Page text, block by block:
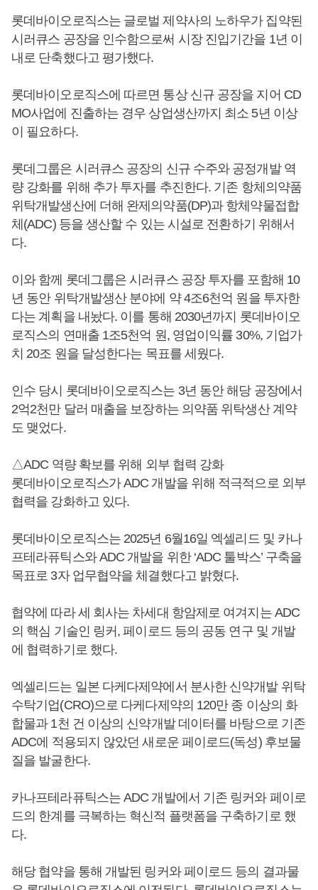
롯데바이오로직스는 글로벌 제약사의 노하우가 집약된
시러큐스 공장을 인수함으로써 시장 진입기간을 1년 이
내로 단축했다고 평가했다.
롯데바이오로직스에 따르면 통상 신규 공장을 지어 CD
MO사업에 진출하는 경우 상업생산까지 최소 5년 이상
이 필요하다.
롯데그룹은 시러큐스 공장의 신규 수주와 공정개발 역
량 강화를 위해 추가 투자를 추진한다. 기존 항체의약품
위탁개발생산에 더해 완제의약품(DP)과 항체약물접합
체(ADC) 등을 생산할 수 있는 시설로 전환하기 위해서
다.
이와 함께 롯데그룹은 시러큐스 공장 투자를 포함해 10
년 동안 위탁개발생산 분야에 약 4조6천억 원을 투자한
다는 계획을 내놨다. 이를 통해 2030년까지 롯데바이오
로직스의 연매출 1조5천억 원, 영업이익률 30%, 기업가
치 20조 원을 달성한다는 목표를 세웠다.
인수 당시 롯데바이오로직스는 3년 동안 해당 공장에서
2억2천만 달러 매출을 보장하는 의약품 위탁생산 계약
도 맺었다.
△ADC 역량 확보를 위해 외부 협력 강화
롯데바이오로직스가 ADC 개발을 위해 적극적으로 외부
협력을 강화하고 있다.
롯데바이오로직스는 2025년 6월16일 엑셀리드 및 카나
프테라퓨틱스와 ADC 개발을 위한 ‘ADC 툴박스’ 구축을
목표로 3자 업무협약을 체결했다고 밝혔다.
협약에 따라 세 회사는 차세대 항암제로 여겨지는 ADC
의 핵심 기술인 링커, 페이로드 등의 공동 연구 및 개발
에 협력하기로 했다.
엑셀리드는 일본 다케다제약에서 분사한 신약개발 위탁
수탁기업(CRO)으로 다케다제약의 120만 종 이상의 화
합물과 1천 건 이상의 신약개발 데이터를 바탕으로 기존
ADC에 적용되지 않았던 새로운 페이로드(독성) 후보물
질을 발굴한다.
카나프테라퓨틱스는 ADC 개발에서 기존 링커와 페이로
드의 한계를 극복하는 혁신적 플랫폼을 구축하기로 했
다.
해당 협약을 통해 개발된 링커와 페이로드 등의 결과물